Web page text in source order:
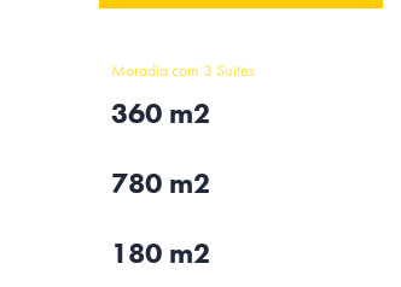
Moradia com 3 Suites
360 m2
780 m2
180 m2